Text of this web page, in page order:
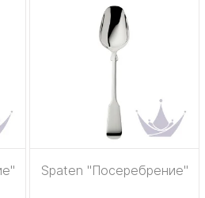
Spaten "Посеребрение"